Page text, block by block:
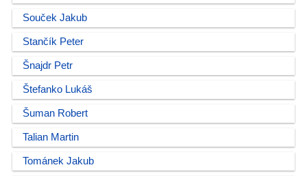
Souček Jakub
Stančík Peter
Šnajdr Petr
Štefanko Lukáš
Šuman Robert
Talian Martin
Tománek Jakub